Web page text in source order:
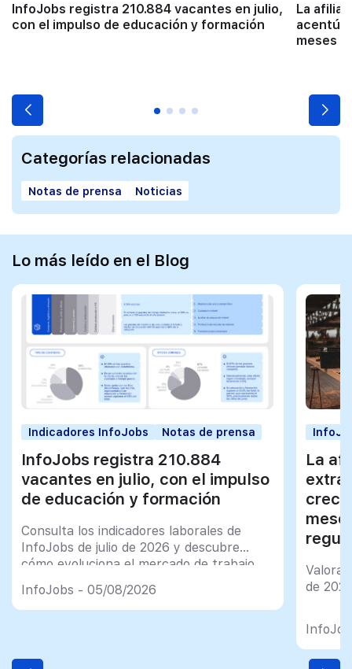
InfoJobs registra 210.884 vacantes en julio,
con el impulso de educación y formación
La
acentúa
meses
Categorías relacionadas
Notas de prensa Noticias
Lo más leído en el Blog
Indicadores InfoJobs Notas de prensa
InfoJobs registra 210.884
vacantes en julio, con el impulso
de educación y formación
Consulta los indicadores laborales de
InfoJobs de julio de 2026 y descubre
cómo evoluciona el mercado de trabajo
InfoJobs - 05/08/2026
La
de